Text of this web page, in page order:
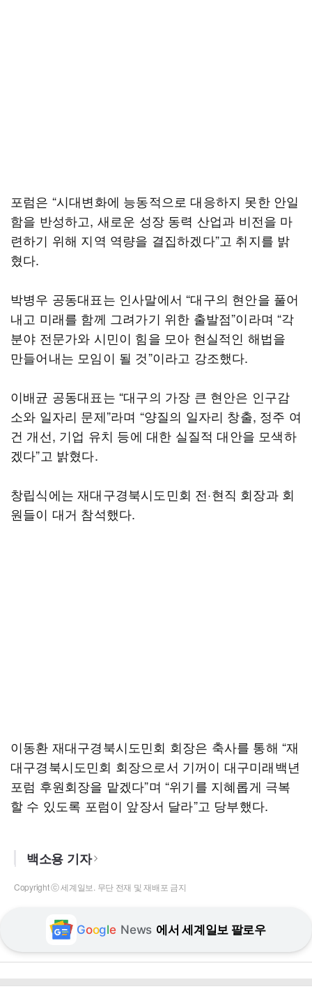
포럼은 “시대변화에 능동적으로 대응하지 못한 안일
함을 반성하고, 새로운 성장 동력 산업과 비전을 마
련하기 위해 지역 역량을 결집하겠다”고 취지를 밝
혔다.
박병우 공동대표는 인사말에서 “대구의 현안을 풀어
내고 미래를 함께 그려가기 위한 출발점”이라며 “각
분야 전문가와 시민이 힘을 모아 현실적인 해법을
만들어내는 모임이 될 것”이라고 강조했다.
이배균 공동대표는 “대구의 가장 큰 현안은 인구감
소와 일자리 문제”라며 “양질의 일자리 창출, 정주 여
건 개선, 기업 유치 등에 대한 실질적 대안을 모색하
겠다”고 밝혔다.
창립식에는 재대구경북시도민회 전·현직 회장과 회
원들이 대거 참석했다.
이동환 재대구경북시도민회 회장은 축사를 통해 “재
대구경북시도민회 회장으로서 기꺼이 대구미래백년
포럼 후원회장을 맡겠다”며 “위기를 지혜롭게 극복
할 수 있도록 포럼이 앞장서 달라”고 당부했다.
백소용 기자
Copyright ⓒ 세계일보. 무단 전재 및 재배포 금지
Google News 에서 세계일보 팔로우